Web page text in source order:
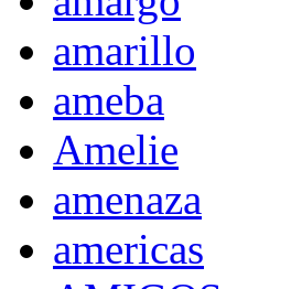
amarillo
ameba
Amelie
amenaza
americas